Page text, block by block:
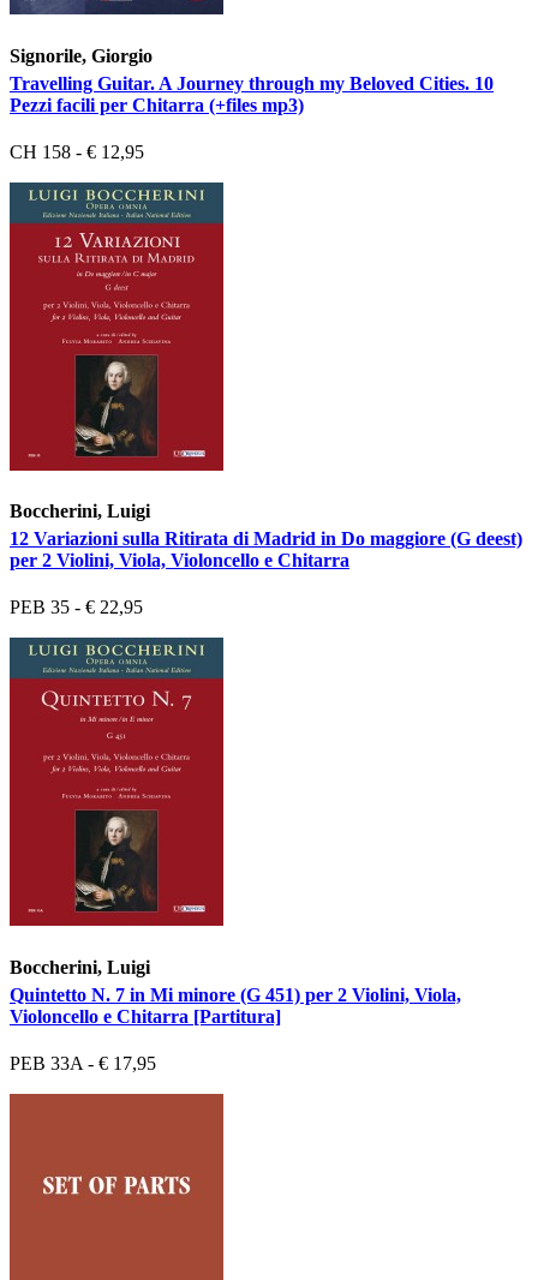
Signorile, Giorgio
Travelling Guitar. A Journey through my Beloved Cities. 10
Pezzi facili per Chitarra (+files mp3)
CH 158 - € 12,95
Boccherini, Luigi
12 Variazioni sulla Ritirata di Madrid in Do maggiore (G deest)
per 2 Violini, Viola, Violoncello e Chitarra
PEB 35 - € 22,95
Boccherini, Luigi
Quintetto N. 7 in Mi minore (G 451) per 2 Violini, Viola,
Violoncello e Chitarra [Partitura]
PEB 33A - € 17,95